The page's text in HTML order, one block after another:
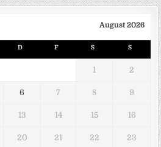
August 2026
D F S S
1 2
6 7 8 9
13 14 15 16
20 21 22 23